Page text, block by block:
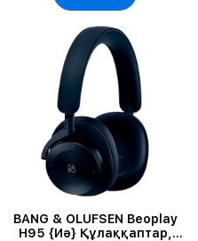
BANG & OLUFSEN Beoplay
H95 {Иә} Құлаққаптар,